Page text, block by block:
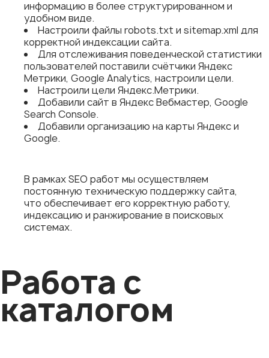
информацию в более структурированном и
удобном виде.
Настроили файлы robots.txt и sitemap.xml для
корректной индексации сайта.
Для отслеживания поведенческой статистики
пользователей поставили счётчики Яндекс
Метрики, Google Analytics, настроили цели.
Настроили цели Яндекс.Метрики.
Добавили сайт в Яндекс Вебмастер, Google
Search Console.
Добавили организацию на карты Яндекс и
Google.
В рамках SEO работ мы осуществляем
постоянную техническую поддержку сайта,
что обеспечивает его корректную работу,
индексацию и ранжирование в поисковых
системах.
Работа с
каталогом